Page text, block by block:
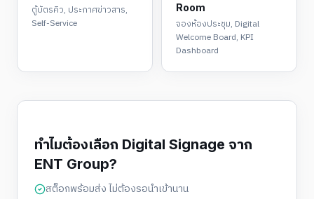
ตู้บัตรคิว, ประกาศข่าวสาร,
Self-Service
Room
จองห้องประชุม, Digital
Welcome Board, KPI
Dashboard
ทำไมต้องเลือก Digital Signage จาก
ENT Group?
สต็อกพร้อมส่ง ไม่ต้องรอนำเข้านาน